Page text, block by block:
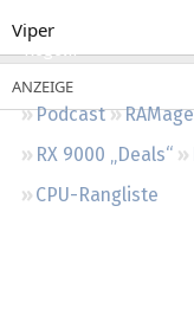
Regeln
Podcast
RX 9000 „Deals“
CPU-Rangliste
Viper